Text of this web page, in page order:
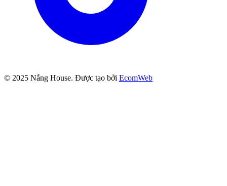
© 2025 Nắng House. Được tạo bởi EcomWeb